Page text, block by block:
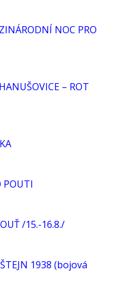
NOC PRO
– ROT
POUTI
/15.-16.8./
1938 (bojová